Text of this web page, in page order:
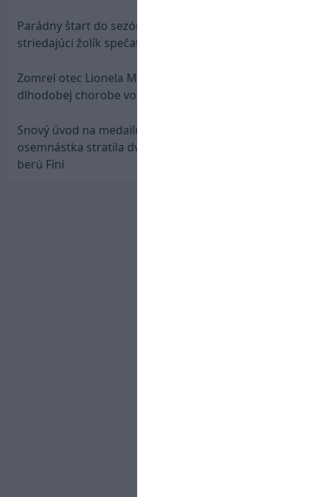
Parádny štart do sezóny: Rýchlik Boženík ako
striedajúci žolík spečatil postup Stoke
Zomrel otec Lionela Messiho. Jorge podľahol
dlhodobej chorobe vo veku 68 rokov
Snový úvod na medailu nestačil: Slovenská
osemnástka stratila dvojgólový náskok a bronz
berú Fíni